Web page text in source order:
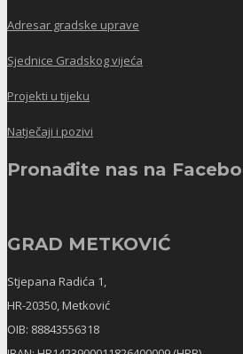
Adresar gradske uprave
Sjednice Gradskog vijeća
Projekti u tijeku
Natječaji i pozivi
Pronađite nas na
GRAD METKOVIĆ
Stjepana Radića 1,
HR-20350, Metković
OIB: 88843556318